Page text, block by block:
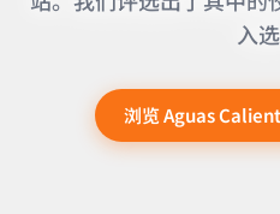
入选
浏览 Aguas